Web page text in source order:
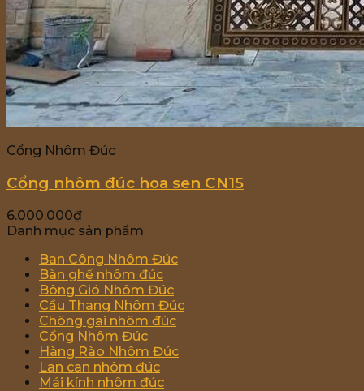
Cổng Nhôm Đúc
Cổng nhôm đúc hoa sen CN15
6.000.000₫
Danh mục sản phẩm
Ban Công Nhôm Đúc
Bàn ghế nhôm đúc
Bông Gió Nhôm Đúc
Cầu Thang Nhôm Đúc
Chông gai nhôm đúc
Cổng Nhôm Đúc
Hàng Rào Nhôm Đúc
Lan can nhôm đúc
Mái kính nhôm đúc